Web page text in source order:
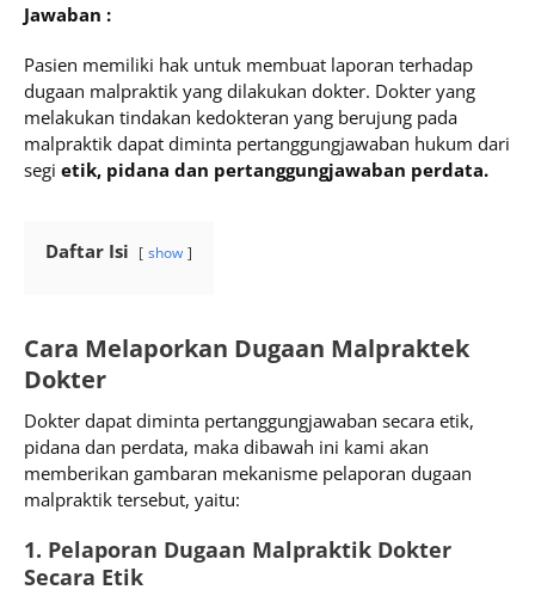
Jawaban :
Pasien memiliki hak untuk membuat laporan terhadap
dugaan malpraktik yang dilakukan dokter. Dokter yang
melakukan tindakan kedokteran yang berujung pada
malpraktik dapat diminta pertanggungjawaban hukum dari
segi etik, pidana dan pertanggungjawaban perdata.
Daftar Isi show
Cara Melaporkan Dugaan Malpraktek
Dokter
Dokter dapat diminta pertanggungjawaban secara etik,
pidana dan perdata, maka dibawah ini kami akan
memberikan gambaran mekanisme pelaporan dugaan
malpraktik tersebut, yaitu:
1. Pelaporan Dugaan Malpraktik Dokter
Secara Etik